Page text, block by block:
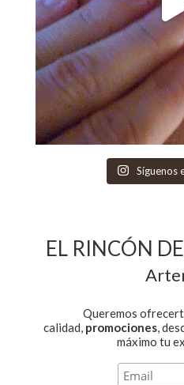
Síguenos
EL RINCÓN
Queremos
calidad, promociones,
máximo tu